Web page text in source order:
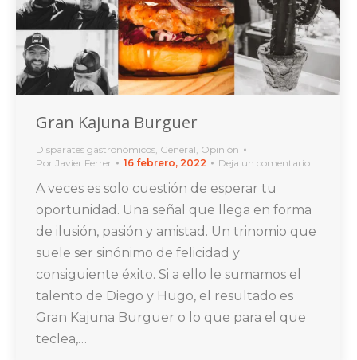
Gran Kajuna Burguer
Disparates gastronómicos, General, Opinión
Por Javier Ferrer 16 febrero, 2022 Deja un comentario
A veces es solo cuestión de esperar tu
oportunidad. Una señal que llega en forma
de ilusión, pasión y amistad. Un trinomio que
suele ser sinónimo de felicidad y
consiguiente éxito. Si a ello le sumamos el
talento de Diego y Hugo, el resultado es
Gran Kajuna Burguer o lo que para el que
teclea,…